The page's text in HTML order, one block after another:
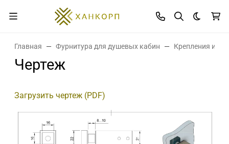
Темная
Главная Фурнитура для душевых кабин Крепления и
Чертеж
Загрузить чертеж (PDF)